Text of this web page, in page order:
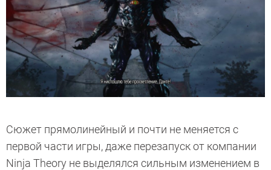
Сюжет прямолинейный и почти не меняется с
первой части игры, даже перезапуск от компании
Ninja Theory не выделялся сильным изменением в